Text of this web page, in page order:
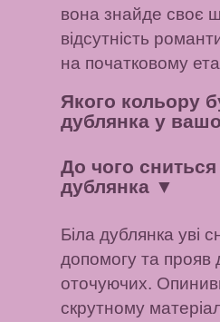
вона знайде своє
відсутність
на початковому
Якого кольору
дублянка у
До чого сниться
дублянка ▼
Біла дублянка уві
допомогу та прояв
оточуючих.
скрутному